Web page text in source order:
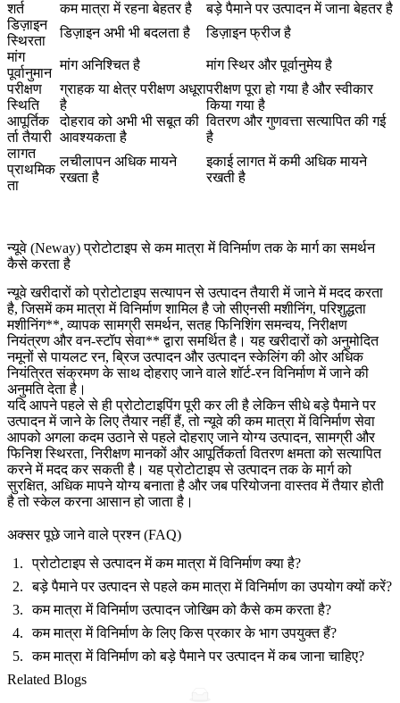
शर्त कम मात्रा में रहना बेहतर है
बड़े पैमाने पर उत्पादन में जाना बेहतर है
डिज़ाइन
स्थिरता
डिज़ाइन अभी भी बदलता है
डिज़ाइन फ्रीज है
मांग
पूर्वानुमान
मांग अनिश्चित है
मांग स्थिर और पूर्वानुमेय है
परीक्षण
स्थिति
ग्राहक या क्षेत्र परीक्षण अधूरा
है
परीक्षण पूरा हो गया है और स्वीकार
किया गया है
आपूर्तिक
र्ता तैयारी
दोहराव को अभी भी सबूत की
आवश्यकता है
वितरण और गुणवत्ता सत्यापित की गई
है
लागत
प्राथमिक
ता
लचीलापन अधिक मायने
रखता है
इकाई लागत में कमी अधिक मायने
रखती है
न्यूवे (Neway) प्रोटोटाइप से कम मात्रा में विनिर्माण तक के मार्ग का समर्थन
कैसे करता है
न्यूवे खरीदारों को प्रोटोटाइप सत्यापन से उत्पादन तैयारी में जाने में मदद करता
है, जिसमेंकम मात्रा में विनिर्माणशामिल है जोसीएनसी मशीनिंग,परिशुद्धता
मशीनिंग**, व्यापक सामग्री समर्थन, सतह फिनिशिंग समन्वय, निरीक्षण
नियंत्रण औरवन-स्टॉप सेवा** द्वारा समर्थित है। यह खरीदारों को अनुमोदित
नमूनों से पायलट रन, ब्रिज उत्पादन और उत्पादन स्केलिंग की ओर अधिक
नियंत्रित संक्रमण के साथ दोहराए जाने वाले शॉर्ट-रन विनिर्माण में जाने की
अनुमति देता है।
यदि आपने पहले से ही प्रोटोटाइपिंग पूरी कर ली है लेकिन सीधे बड़े पैमाने पर
उत्पादन में जाने के लिए तैयार नहीं हैं, तो न्यूवे की कम मात्रा में विनिर्माण सेवा
आपको अगला कदम उठाने से पहले दोहराए जाने योग्य उत्पादन, सामग्री और
फिनिश स्थिरता, निरीक्षण मानकों और आपूर्तिकर्ता वितरण क्षमता को सत्यापित
करने में मदद कर सकती है। यह प्रोटोटाइप से उत्पादन तक के मार्ग को
सुरक्षित, अधिक मापने योग्य बनाता है और जब परियोजना वास्तव में तैयार होती
है तो स्केल करना आसान हो जाता है।
अक्सर पूछे जाने वाले प्रश्न (FAQ)
प्रोटोटाइप से उत्पादन में कम मात्रा में विनिर्माण क्या है?
बड़े पैमाने पर उत्पादन से पहले कम मात्रा में विनिर्माण का उपयोग क्यों करें?
कम मात्रा में विनिर्माण उत्पादन जोखिम को कैसे कम करता है?
कम मात्रा में विनिर्माण के लिए किस प्रकार के भाग उपयुक्त हैं?
कम मात्रा में विनिर्माण को बड़े पैमाने पर उत्पादन में कब जाना चाहिए?
Related Blogs